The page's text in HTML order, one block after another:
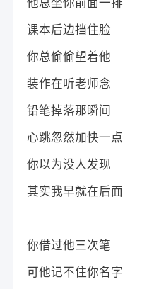
他总坐你前面一排
课本后边挡住脸
你总偷偷望着他
装作在听老师念
铅笔掉落那瞬间
心跳忽然加快一点
你以为没人发现
其实我早就在后面
你借过他三次笔
可他记不住你名字